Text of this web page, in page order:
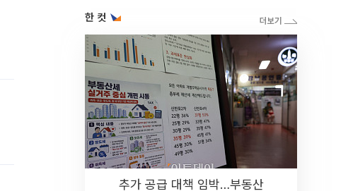
한 컷
추가 공급 대책 임박…부동산